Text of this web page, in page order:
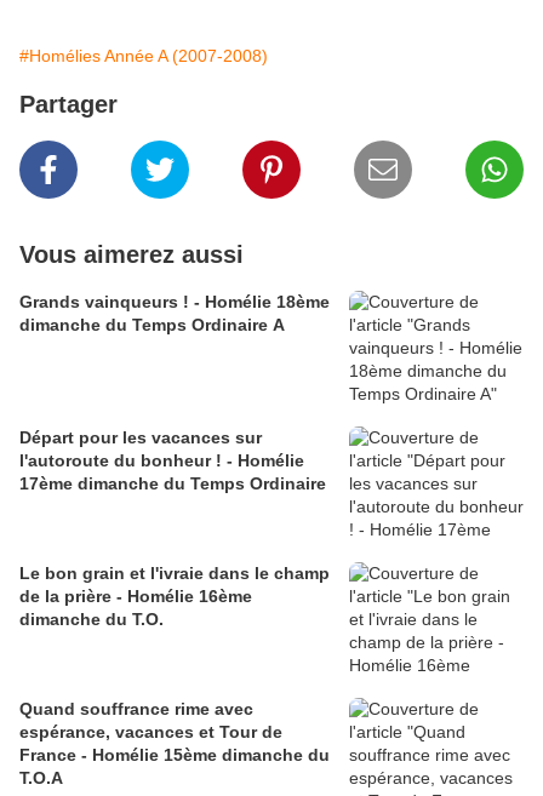
#Homélies Année A (2007-2008)
Partager
Vous aimerez aussi
Grands vainqueurs ! - Homélie 18ème
dimanche du Temps Ordinaire A
Départ pour les vacances sur
l'autoroute du bonheur ! - Homélie
17ème dimanche du Temps Ordinaire
Le bon grain et l'ivraie dans le champ
de la prière - Homélie 16ème
dimanche du T.O.
Quand souffrance rime avec
espérance, vacances et Tour de
France - Homélie 15ème dimanche du
T.O.A